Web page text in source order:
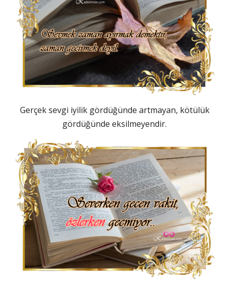
Gerçek sevgi iyilik gördüğünde artmayan, kötülük
gördüğünde eksilmeyendir.